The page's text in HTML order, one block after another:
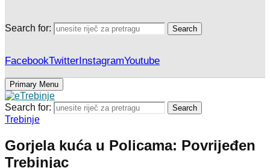
Search for: Search
FacebookTwitterInstagramYoutube
Primary Menu
Search for: Search
Trebinje
Gorjela kuća u Policama: Povrijeđen
Trebinjac